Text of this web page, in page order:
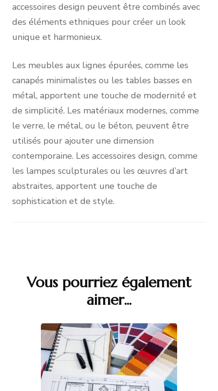
accessoires design peuvent être combinés avec
des éléments ethniques pour créer un look
unique et harmonieux.
Les meubles aux lignes épurées, comme les
canapés minimalistes ou les tables basses en
métal, apportent une touche de modernité et
de simplicité. Les matériaux modernes, comme
le verre, le métal, ou le béton, peuvent être
utilisés pour ajouter une dimension
contemporaine. Les accessoires design, comme
les lampes sculpturales ou les œuvres d’art
abstraites, apportent une touche de
sophistication et de style.
Navigation
Vous pourriez également
aimer...